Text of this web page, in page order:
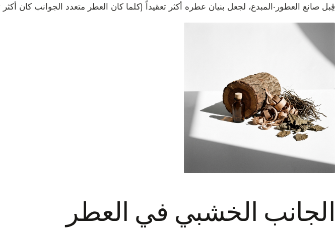
قِبل صانع العطور-المبدع، لجعل بنيان عطره أكثر تعقيداً (كلما كان العطر متعدد الجوانب كان أكثر
الجانب الخشبي في العطر